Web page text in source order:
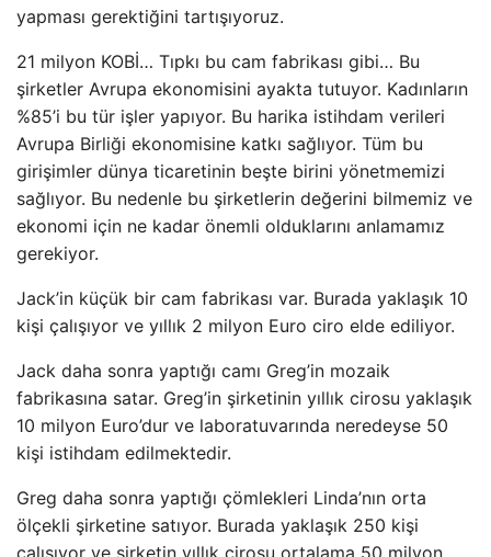
yapması gerektiğini tartışıyoruz.
21 milyon KOBİ… Tıpkı bu cam fabrikası gibi… Bu
şirketler Avrupa ekonomisini ayakta tutuyor. Kadınların
%85’i bu tür işler yapıyor. Bu harika istihdam verileri
Avrupa Birliği ekonomisine katkı sağlıyor. Tüm bu
girişimler dünya ticaretinin beşte birini yönetmemizi
sağlıyor. Bu nedenle bu şirketlerin değerini bilmemiz ve
ekonomi için ne kadar önemli olduklarını anlamamız
gerekiyor.
Jack’in küçük bir cam fabrikası var. Burada yaklaşık 10
kişi çalışıyor ve yıllık 2 milyon Euro ciro elde ediliyor.
Jack daha sonra yaptığı camı Greg’in mozaik
fabrikasına satar. Greg’in şirketinin yıllık cirosu yaklaşık
10 milyon Euro’dur ve laboratuvarında neredeyse 50
kişi istihdam edilmektedir.
Greg daha sonra yaptığı çömlekleri Linda’nın orta
ölçekli şirketine satıyor. Burada yaklaşık 250 kişi
çalışıyor ve şirketin yıllık cirosu ortalama 50 milyon